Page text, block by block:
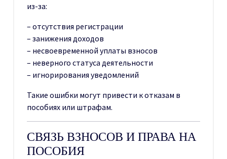
из-за:
– отсутствия регистрации
– занижения доходов
– несвоевременной уплаты взносов
– неверного статуса деятельности
– игнорирования уведомлений
Такие ошибки могут привести к отказам в
пособиях или штрафам.
СВЯЗЬ ВЗНОСОВ И ПРАВА НА
ПОСОБИЯ